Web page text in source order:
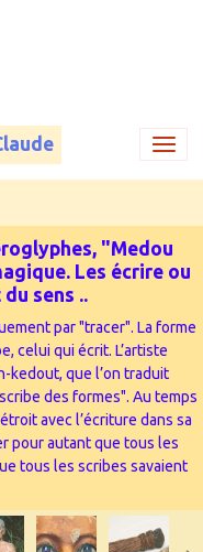
"Medou
Les écrire ou
sens ..
par "tracer". La forme
celui qui écrit. L’artiste
kedout, que l’on traduit
des formes". Au temps
avec l’écriture dans sa
pour autant que tous les
tous les scribes savaient